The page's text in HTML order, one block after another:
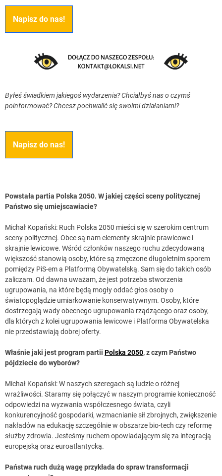
Napisz do nas!
Byłeś świadkiem jakiegoś wydarzenia? Chciałbyś nas o czymś
poinformować? Chcesz pochwalić się swoimi działaniami?
Napisz do nas!
Powstała partia Polska 2050. W jakiej części sceny politycznej
Państwo się umiejscawiacie?
Michał Kopański: Ruch Polska 2050 mieści się w szerokim centrum
sceny politycznej. Obce są nam elementy skrajnie prawicowe i
skrajnie lewicowe. Wśród członków naszego ruchu zdecydowaną
większość stanowią osoby, które są zmęczone długoletnim sporem
pomiędzy PiS-em a Platformą Obywatelską. Sam się do takich osób
zaliczam. Od dawna uważam, że jest potrzeba stworzenia
ugrupowania, na które będą mogły oddać głos osoby o
światopoglądzie umiarkowanie konserwatywnym. Osoby, które
dostrzegają wady obecnego ugrupowania rządzącego oraz osoby,
dla których z kolei ugrupowania lewicowe i Platforma Obywatelska
nie przedstawiają dobrej oferty.
Właśnie jaki jest program partii Polska 2050, z czym Państwo
pójdziecie do wyborów?
Michał Kopański: W naszych szeregach są ludzie o różnej
wrażliwości. Staramy się połączyć w naszym programie konieczność
odpowiedzi na wyzwania współczesnego świata, czyli
konkurencyjność gospodarki, wzmacnianie sił zbrojnych, zwiększenie
nakładów na edukację szczególnie w obszarze bio-tech czy reformę
służby zdrowia. Jesteśmy ruchem opowiadającym się za integracją
europejską oraz euroatlantycką.
Państwa ruch dużą wagę przykłada do spraw transformacji